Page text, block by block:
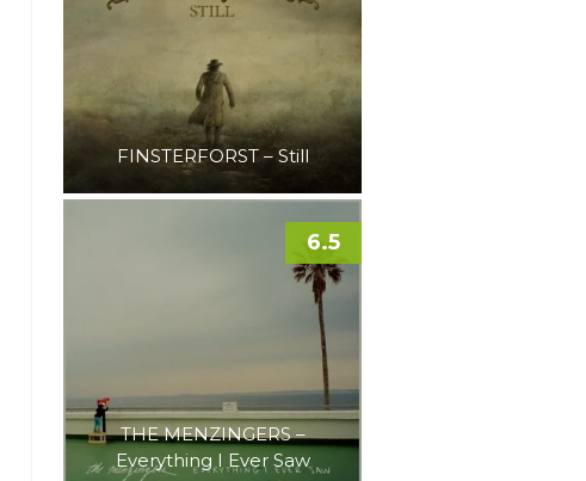
FINSTERFORST – Still
THE MENZINGERS –
Everything I Ever Saw
6.5